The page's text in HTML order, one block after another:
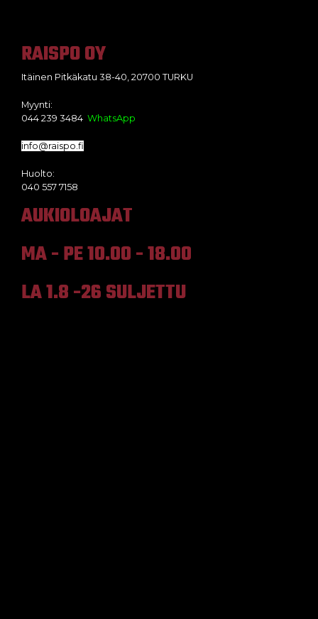
RAISPO OY
Itäinen Pitkäkatu 38-40, 20700 TURKU
Myynti:
044 239 3484 WhatsApp
info@raispo.fi
Huolto:
040 557 7158
AUKIOLOAJAT
MA - PE 10.00 - 18.00
LA 1.8 -26 SULJETTU